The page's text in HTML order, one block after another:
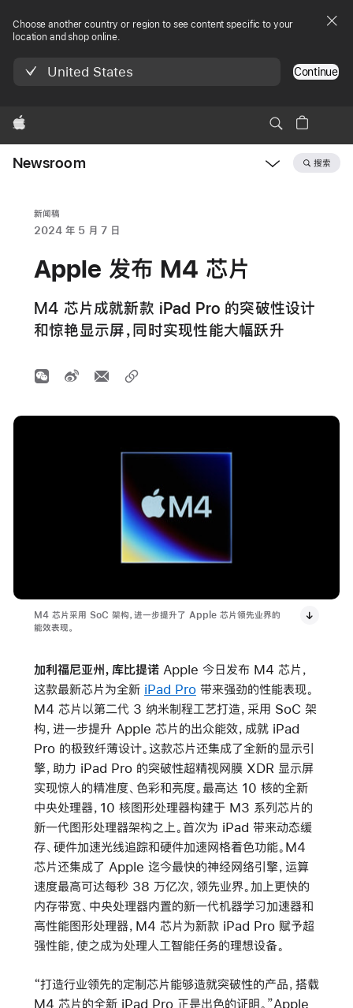
Choose another country or region to see content specific to your
location and shop online.
United States Continue
Apple
Newsroom 搜索
新闻稿
2024 年 5 月 7 日
Apple 发布 M4 芯片
M4 芯片成就新款 iPad Pro 的突破性设计
和惊艳显示屏，同时实现性能大幅跃升
M4 芯片采用 SoC 架构，进一步提升了 Apple 芯片领先业界的
能效表现。
加利福尼亚州，库比提诺Apple 今日发布 M4 芯片，
这款最新芯片为全新 iPad Pro带来强劲的性能表现。
M4 芯片以第二代 3 纳米制程工艺打造，采用 SoC 架
构，进一步提升 Apple 芯片的出众能效，成就 iPad
Pro 的极致纤薄设计。这款芯片还集成了全新的显示引
擎，助力 iPad Pro 的突破性超精视网膜 XDR 显示屏
实现惊人的精准度、色彩和亮度。最高达 10 核的全新
中央处理器，10 核图形处理器构建于 M3 系列芯片的
新一代图形处理器架构之上。首次为 iPad 带来动态缓
存、硬件加速光线追踪和硬件加速网格着色功能。M4
芯片还集成了 Apple 迄今最快的神经网络引擎，运算
速度最高可达每秒 38 万亿次，领先业界。加上更快的
内存带宽、中央处理器内置的新一代机器学习加速器和
高性能图形处理器，M4 芯片为新款 iPad Pro 赋予超
强性能，使之成为处理人工智能任务的理想设备。
“打造行业领先的定制芯片能够造就突破性的产品，搭载
M4 芯片的全新 iPad Pro 正是出色的证明。”Apple